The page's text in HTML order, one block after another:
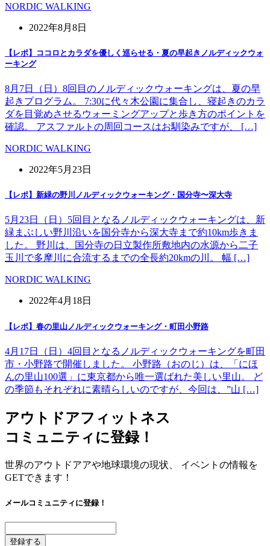
NORDIC WALKING
2022年8月8日
【レポ】ココロとカラダを優しく巡らせる・夏の早起きノルディックウォ
ーキング
8月7日（日）8回目のノルディックウォーキングは、夏の早
起きプログラム。 7:30に代々木公園に集合し、寝起きのカラ
ダを目覚めさせるウォーミングアップと歩き方のポイントを
確認。 アスファルトの周回コースはお馴染みですが、 […]
NORDIC WALKING
2022年5月23日
【レポ】新緑の野川ノルディックウォーキング・国分寺〜深大寺
5月23日（日）5回目となるノルディックウォーキングは、新
緑まぶしい野川沿いを国分寺から深大寺まで約10km歩きま
した。 野川は、国分寺の日立製作所敷地内の水源から二子
玉川で多摩川に合流するまでの全長約20kmの川。 幅 […]
NORDIC WALKING
2022年4月18日
【レポ】春の里山ノルディックウォーキング・町田小野路
4月17日（日）4回目となるノルディックウォーキングを町田
市・小野路で開催しました。 小野路（おのじ）は、「にほ
んの里山100選」に東京都から唯一選ばれた美しい里山。 ど
の季節もそれぞれに素晴らしいのですが、今回は、”山 […]
アウトドアフィットネス
コミュニティに登録！
世界のアウトドアアや地球環境の現状、 イベントの情報を
GETできます！
メールコミュニティに登録！